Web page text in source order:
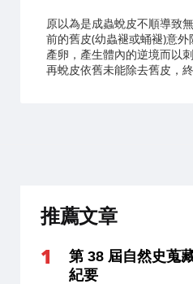
原以為是成蟲蛻皮不順導致
前的舊皮(幼蟲褪或蛹褪)意
產卵，產生體內的逆境而以
再蛻皮依舊未能除去舊皮，終
推薦文章
第 38 屆自然史蒐
紀要